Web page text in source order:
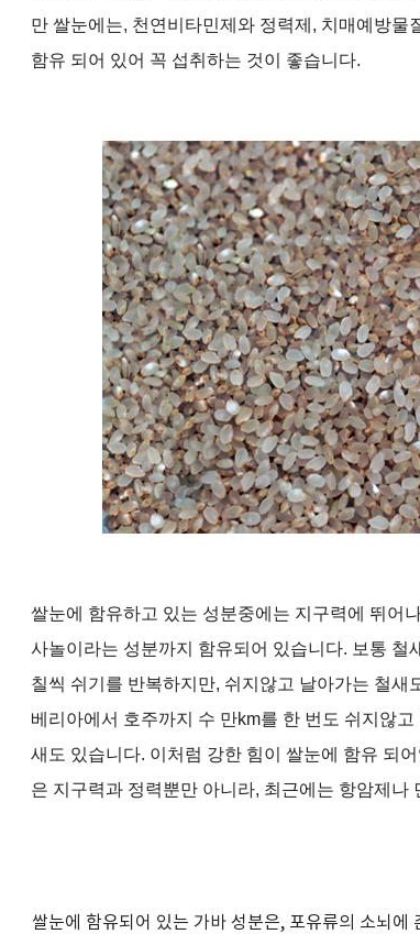
만 쌀눈에는, 천연비타민제와 정력제 , 치매예방물
함유 되어 있어 꼭 섭취하는 것이 좋습니다.
쌀눈에 함유하고 있는 성분중에는 지구력에 뛰어
사놀이라는 성분까지 함유되어 있습니다. 보통 철
칠씩 쉬기를 반복하지만, 쉬지않고 날아가는 철새
베리아에서 호주까지 수 만km를 한 번도 쉬지않
새도 있습니다. 이처럼 강한 힘이 쌀눈에 함유 되
은 지구력과 정력뿐만 아니라, 최근에는 항암제나
쌀눈에 함유되어 있는 가바 성분은, 포유류의 소뇌에